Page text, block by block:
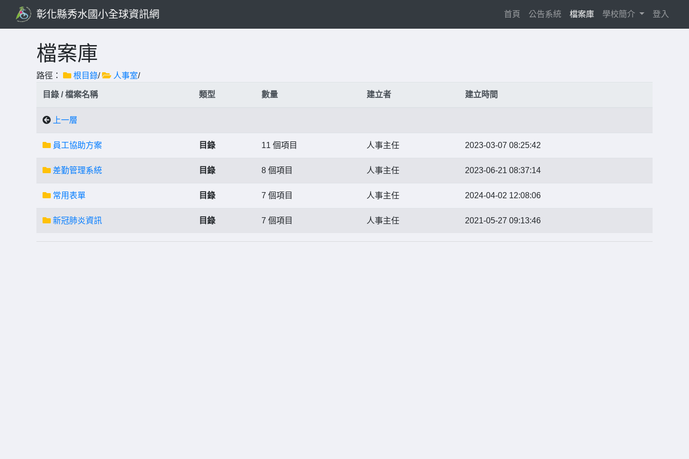
彰化縣秀水國小全球資訊網 首頁 (current)
公告系統 檔案庫 學校簡介 登入
檔案庫
路徑： 根目錄/ 人事室/
目錄 / 檔案名稱 類型 數量 建立者 建立時間
上一層
員工協助方案 目錄 11 個項目 人事主任 2023-03-07 08:25:42
差勤管理系統 目錄 8 個項目 人事主任 2023-06-21 08:37:14
常用表單 目錄 7 個項目 人事主任 2024-04-02 12:08:06
新冠肺炎資訊 目錄 7 個項目 人事主任 2021-05-27 09:13:46